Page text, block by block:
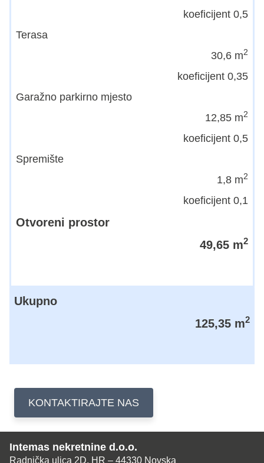
koeficijent 0,5
Terasa
30,6 m2
koeficijent 0,35
Garažno parkirno mjesto
12,85 m2
koeficijent 0,5
Spremište
1,8 m2
koeficijent 0,1
Otvoreni prostor
49,65 m2
Ukupno
125,35 m2
KONTAKTIRAJTE NAS
Intemas nekretnine d.o.o.
Radnička ulica 2D, HR – 44330 Novska